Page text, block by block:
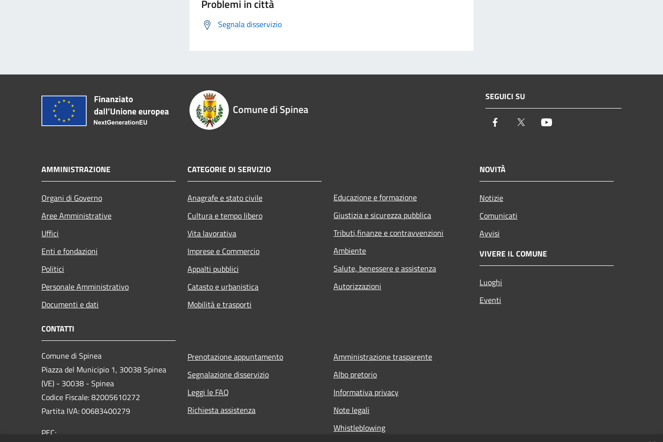
Problemi in città
Segnala disservizio
Comune di Spinea
SEGUICI SU
Facebook Twitter
AMMINISTRAZIONE
Organi di Governo
Aree Amministrative
Uffici
Enti e fondazioni
Politici
Personale Amministrativo
Documenti e dati
CATEGORIE DI SERVIZIO
Anagrafe e stato civile
Cultura e tempo libero
Vita lavorativa
Imprese e Commercio
Appalti pubblici
Catasto e urbanistica
Mobilità e trasporti
Educazione e formazione
Giustizia e sicurezza pubblica
Tributi,finanze e contravvenzioni
Ambiente
Salute, benessere e assistenza
Autorizzazioni
NOVITÀ
Notizie
Comunicati
Avvisi
VIVERE IL COMUNE
Luoghi
Eventi
CONTATTI
Comune di Spinea
Piazza del Municipio 1, 30038 Spinea
(VE) - 30038 - Spinea
Codice Fiscale: 82005610272
Partita IVA: 00683400279
PEC:
Prenotazione appuntamento
Segnalazione disservizio
Leggi le FAQ
Richiesta assistenza
Amministrazione trasparente
Albo pretorio
Informativa privacy
Note legali
Whistleblowing